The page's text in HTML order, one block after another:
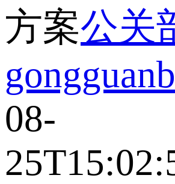
方案公关
08-